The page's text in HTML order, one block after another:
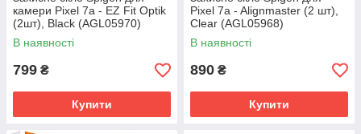
камери Pixel 7a - EZ Fit Optik
(2шт), Black (AGL05970)
В наявності
799 ₴
Купити
Pixel 7a - Alignmaster (2 шт),
Clear (AGL05968)
В наявності
890 ₴
Купити